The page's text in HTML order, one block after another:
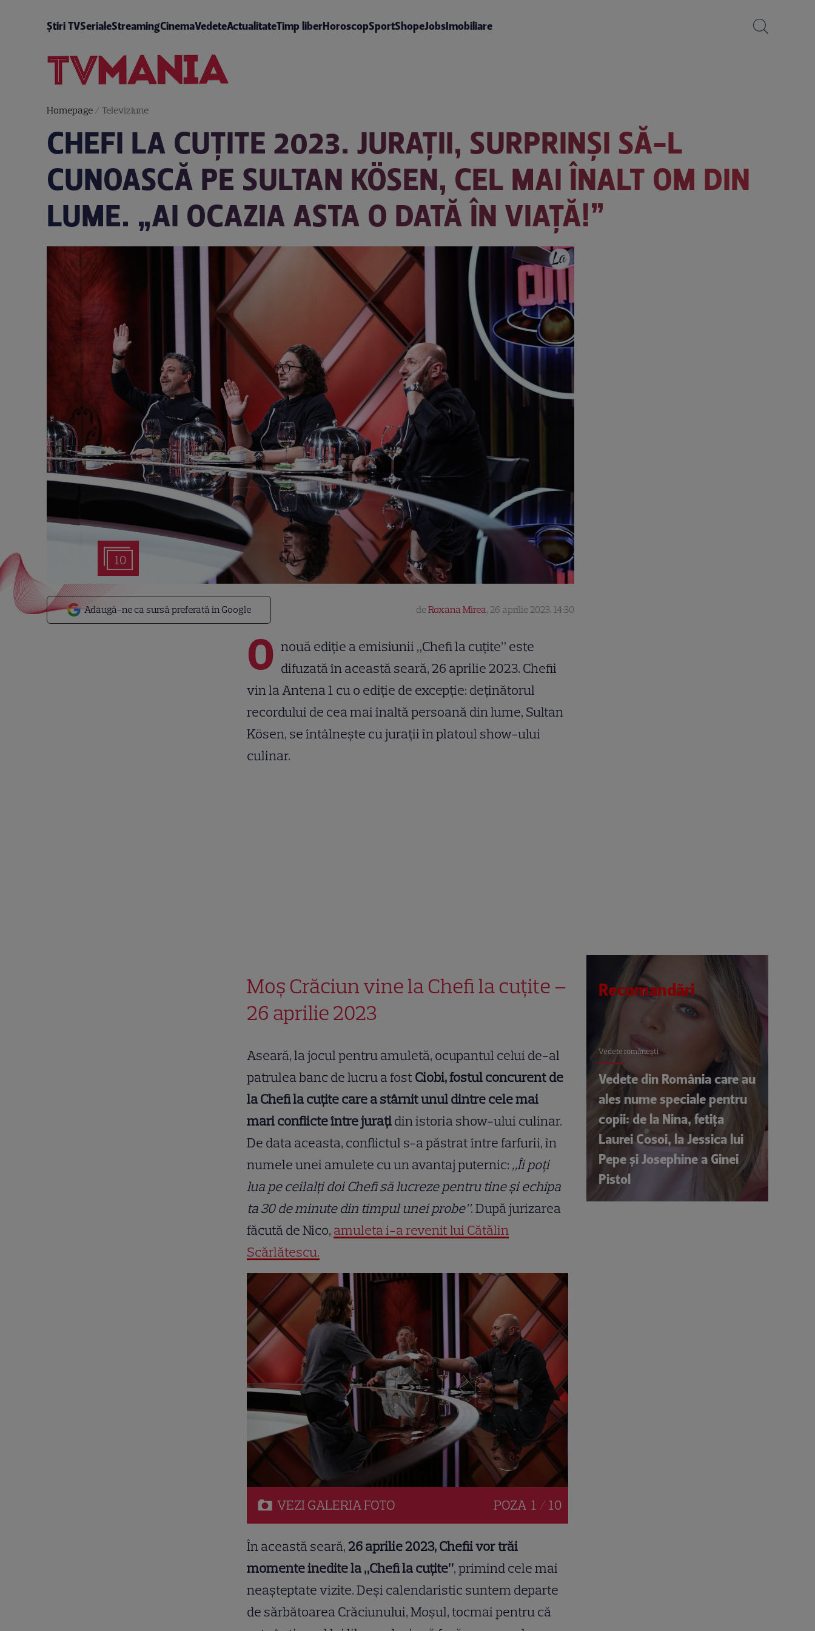
Știri TVSerialeStreamingCinemaVedeteActualitateTimp liberHoroscopSportShopeJobsImobiliare
Homepage/ Televiziune
CHEFI LA CUȚITE 2023. JURAȚII, SURPRINȘI SĂ-L
CUNOASCĂ PE SULTAN KÖSEN, CEL MAI ÎNALT OM DIN
LUME. „AI OCAZIA ASTA O DATĂ ÎN VIAȚĂ!”
10
Adaugă-ne ca sursă preferată în Google deRoxana Mirea, 26 aprilie 2023, 14:30
O nouă ediție a emisiunii „Chefi la cuțite” este
difuzată în această seară, 26 aprilie 2023. Chefii
vin la Antena 1 cu o ediție de excepție: deținătorul
recordului de cea mai înaltă persoană din lume, Sultan
Kösen, se întâlnește cu jurații în platoul show-ului
culinar.
Moș Crăciun vine la Chefi la cuțite –
26 aprilie 2023
Aseară, la jocul pentru amuletă, ocupantul celui de-al
patrulea banc de lucru a fost Ciobi, fostul concurent de
la Chefi la cuțite care a stârnit unul dintre cele mai
mari conflicte între jurațidin istoria show-ului culinar.
De data aceasta, conflictul s-a păstrat între farfurii, în
numele unei amulete cu un avantaj puternic: „Îi poți
lua pe ceilalți doi Chefi să lucreze pentru tine și echipa
ta 30 de minute din timpul unei probe”. După jurizarea
făcută de Nico, amuleta i-a revenit lui Cătălin
Scărlătescu.
VEZI GALERIAFOTO POZA 1 / 10
În această seară, 26 aprilie 2023, Chefii vor trăi
momente inedite la „Chefi la cuțite”, primind cele mai
neașteptate vizite. Deși calendaristic suntem departe
de sărbătoarea Crăciunului, Moșul, tocmai pentru că
Recomandări
Vedete româneşti
Vedete din România care au
ales nume speciale pentru
copii: de la Nina, fetița
Laurei Cosoi, la Jessica lui
Pepe și Josephine a Ginei
Pistol